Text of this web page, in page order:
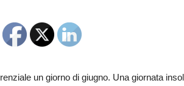
un giorno di giugno. Una giornata